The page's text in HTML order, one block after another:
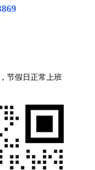
节假日正常上班